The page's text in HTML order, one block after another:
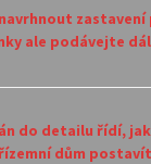
zastavení
ale podávejte dál
do detailu řídí,
dům